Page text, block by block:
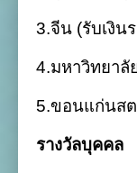
3.จีน (รับเงิน
4.มหาวิทยาลั
5.ขอนแก่นสต
รางวัลบุคคล